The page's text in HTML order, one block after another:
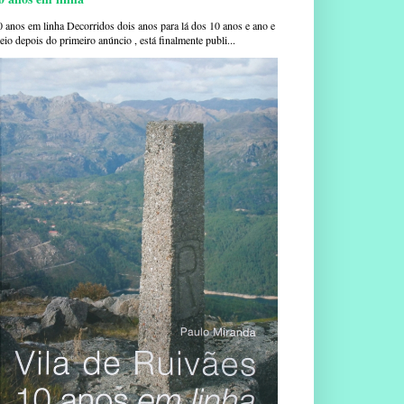
anos em linha Decorridos dois anos para lá dos 10 anos e ano e
depois do primeiro anúncio , está finalmente publi...